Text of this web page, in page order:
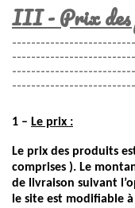
III - Prix des
1 – Le prix :
Le prix des produits
comprises ). Le
de livraison suivant
le site est modifiable